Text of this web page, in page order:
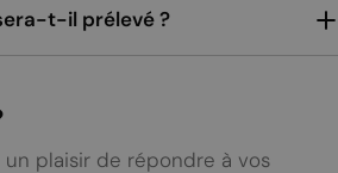
t-il prélevé ?
plaisir de répondre à vos